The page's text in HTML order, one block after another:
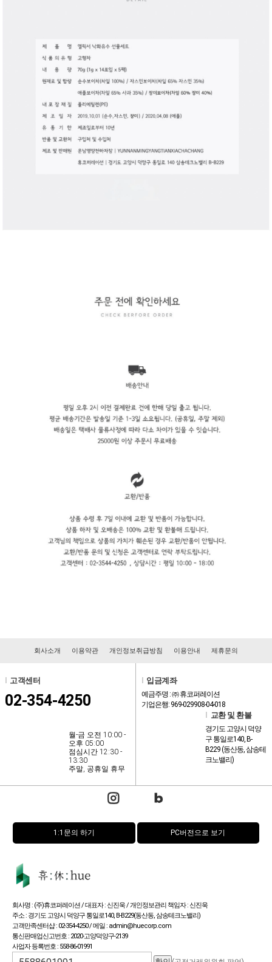
회사소개 이용약관 개인정보취급방침 이용안내 제휴문의
고객센터
02-354-4250
월-금 오전 10:00 -
오후 05:00
점심시간 12:30 -
13:30
주말, 공휴일 휴무
입금계좌
예금주명 : ㈜ 휴코퍼레이션
기업은행: 969-029908-04-018
교환 및 환불
경기도 고양시 덕양
구 통일로140, B-
B229 (동산동, 삼송테
크노밸리)
1:1문의 하기 PC버전으로 보기
회사명 : (주)휴코퍼레이션 / 대표자 : 신진욱 / 개인정보관리 책임자 : 신진욱
주소 : 경기도 고양시 덕양구 통일로140, B-B229(동산동, 삼송테크노밸리)
고객만족센터샵 : 02-354-4250 / 메일 : admin@huecorp.com
통신판매업신고번호 : 2020-고양덕양구-2139
사업자 등록번호 : 558-86-01991